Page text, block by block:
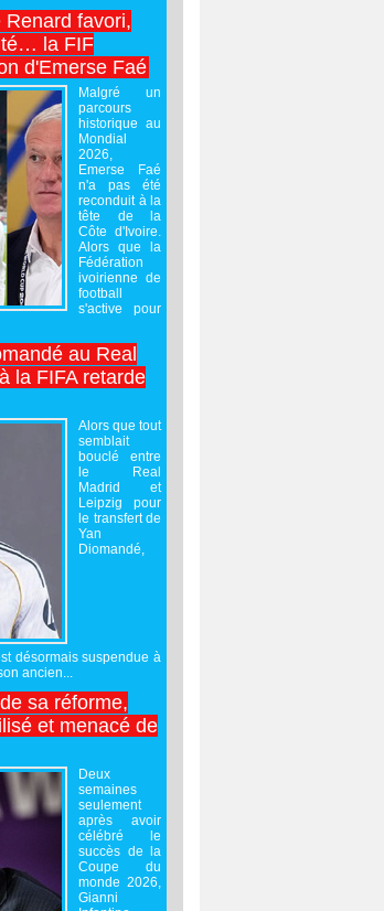
Renard favori,
la FIF
d'Emerse Faé
Malgré un
parcours
historique au
Mondial
2026,
Emerse Faé
n'a pas été
reconduit à la
tête de la
Côte d'Ivoire.
Alors que la
Fédération
ivoirienne de
football
s'active pour
au Real
la FIFA retarde
Alors que tout
semblait
bouclé entre
le Real
Madrid et
Leipzig pour
le transfert de
Yan
Diomandé,
désormais suspendue à
ancien...
sa réforme,
et menacé de
Deux
semaines
seulement
après avoir
célébré le
succès de la
Coupe du
monde 2026,
Gianni